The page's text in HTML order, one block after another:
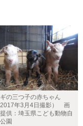
の三つ子の赤ちゃん
2017年3月4日撮影） 画
供：埼玉県こども動物自
園